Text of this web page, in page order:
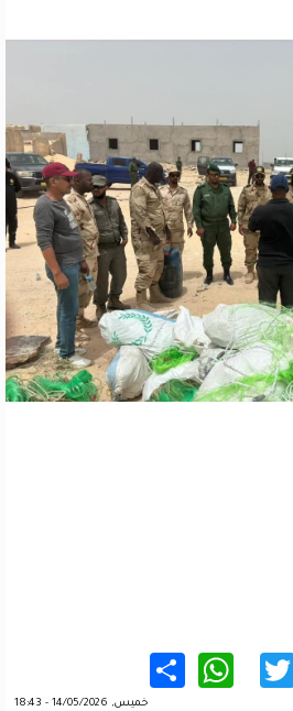
Facebook
Twitter
WhatsApp
خميس, 14/05/2026 - 18:43